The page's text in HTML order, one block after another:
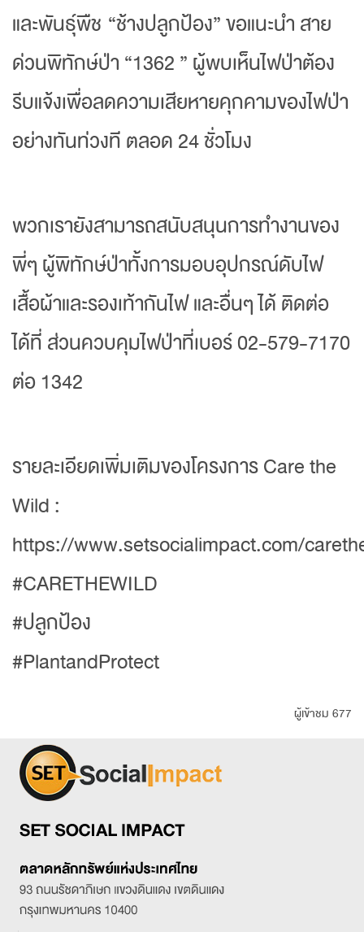
และพันธุ์พืช “ช้างปลูกป้อง” ขอแนะนำ สาย
ด่วนพิทักษ์ป่า “1362 ” ผู้พบเห็นไฟป่าต้อง
รีบแจ้งเพื่อลดความเสียหายคุกคามของไฟป่า
อย่างทันท่วงที ตลอด 24 ชั่วโมง
พวกเรายังสามารถสนับสนุนการทำงานของ
พี่ๆ ผู้พิทักษ์ป่าทั้งการมอบอุปกรณ์ดับไฟ
เสื้อผ้าและรองเท้ากันไฟ และอื่นๆ ได้ ติดต่อ
ได้ที่ ส่วนควบคุมไฟป่าที่เบอร์ 02-579-7170
ต่อ 1342
รายละเอียดเพิ่มเติมของโครงการ Care the
Wild :
https://www.setsocialimpact.com/
#CARETHEWILD
#ปลูกป้อง
#PlantandProtect
ผู้เข้าชม 677